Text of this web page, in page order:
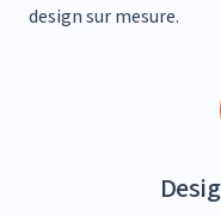
design sur mesure.